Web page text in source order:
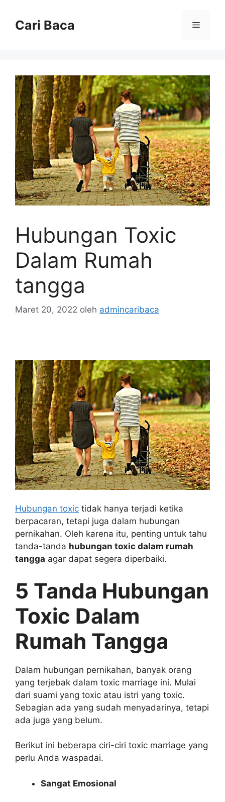
Cari Baca Menu
Hubungan Toxic
Dalam Rumah
tangga
Maret 20, 2022 oleh admincaribaca
Hubungan toxic tidak hanya terjadi ketika
berpacaran, tetapi juga dalam hubungan
pernikahan. Oleh karena itu, penting untuk tahu
tanda-tanda hubungan toxic dalam rumah
tangga agar dapat segera diperbaiki.
5 Tanda Hubungan
Toxic Dalam
Rumah Tangga
Dalam hubungan pernikahan, banyak orang
yang terjebak dalam toxic marriage ini. Mulai
dari suami yang toxic atau istri yang toxic.
Sebagian ada yang sudah menyadarinya, tetapi
ada juga yang belum.
Berikut ini beberapa ciri-ciri toxic marriage yang
perlu Anda waspadai.
Sangat Emosional